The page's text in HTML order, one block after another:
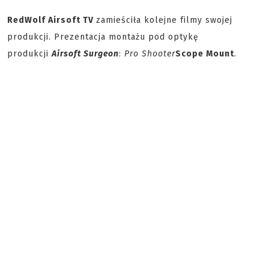
RedWolf Airsoft TV zamieściła kolejne filmy swojej
produkcji. Prezentacja montażu pod optykę
produkcjiAirsoft Surgeon: Pro ShooterScope Mount.